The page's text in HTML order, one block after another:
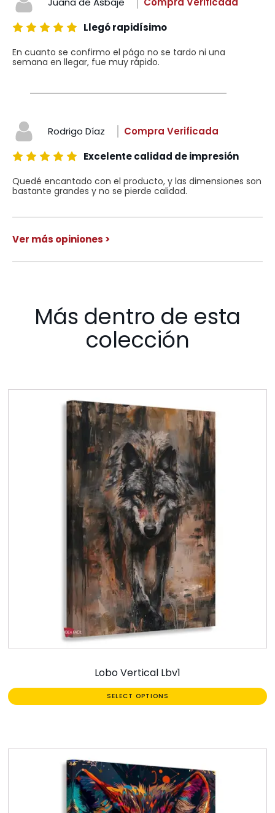
Llegó rapidísimo
En cuanto se confirmo el págo no se tardo ni una
semana en llegar, fue muy rápido.
Rodrigo Díaz
Compra Verificada
Excelente calidad de impresión
Quedé encantado con el producto, y las dimensiones son
bastante grandes y no se pierde calidad.
Ver más opiniones >
Más dentro de esta
colección
Lobo Vertical Lbv1
SELECT OPTIONS